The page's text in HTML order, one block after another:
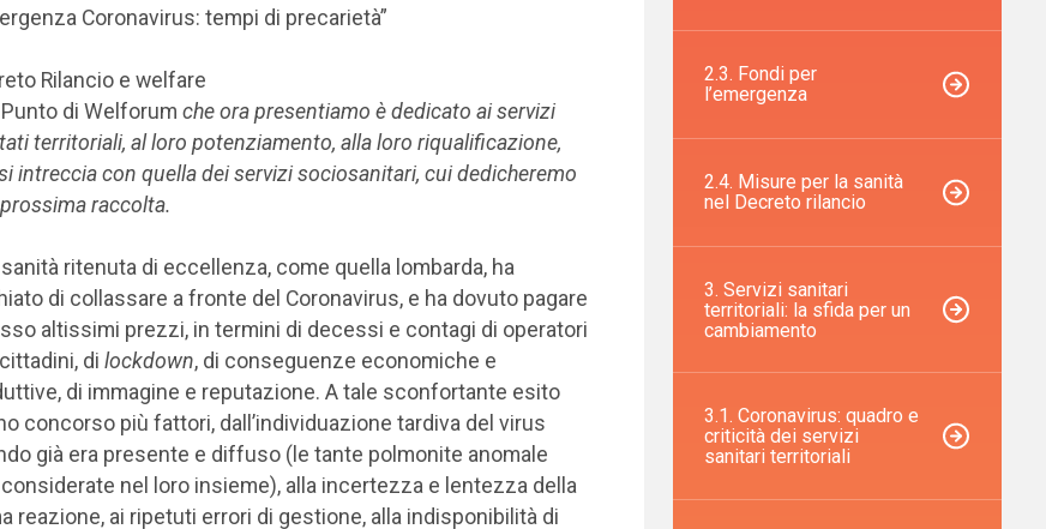
Coronavirus: tempi di precarietà”
Rilancio e welfare
Punto di Welforum che ora presentiamo è dedicato ai servizi
territoriali, al loro potenziamento, alla loro riqualificazione,
intreccia con quella dei servizi sociosanitari, cui dedicheremo
raccolta.
sanità ritenuta di eccellenza, come quella lombarda, ha
di collassare a fronte del Coronavirus, e ha dovuto pagare
altissimi prezzi, in termini di decessi e contagi di operatori
di lockdown, di conseguenze economiche e
di immagine e reputazione. A tale sconfortante esito
concorso più fattori, dall’individuazione tardiva del virus
già era presente e diffuso (le tante polmonite anomale
nel loro insieme), alla incertezza e lentezza della
reazione, ai ripetuti errori di gestione, alla indisponibilità di
2.3. Fondi per
l’emergenza
2.4. Misure per la sanità
nel Decreto rilancio
3. Servizi sanitari
territoriali: la sfida per un
cambiamento
3.1. Coronavirus: quadro e
criticità dei servizi
sanitari territoriali